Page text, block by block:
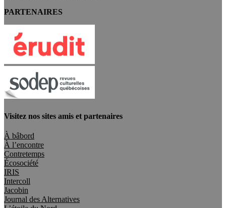
PARTENAIRES
Visitez nos sites amis et partenaires
À bâbord
À l’encontre
Contretemps
Écosociété
IRIS
Intercoll
Jacobin
Journal des Alternatives